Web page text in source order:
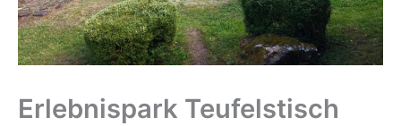
Erlebnispark Teufelstisch